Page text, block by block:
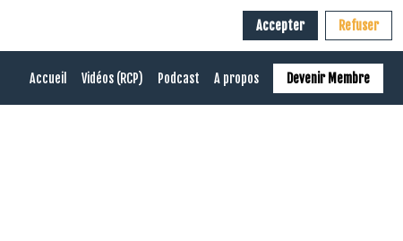
Accueil Vidéos (RCP) Podcast A propos Devenir Membre
Accepter Refuser